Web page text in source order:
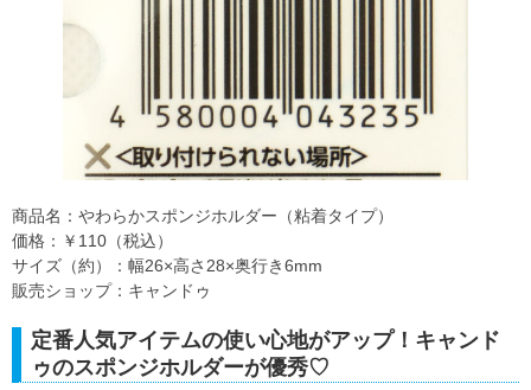
商品名：やわらかスポンジホルダー（粘着タイプ）
価格：￥110（税込）
サイズ（約）：幅26×高さ28×奥行き6mm
販売ショップ：キャンドゥ
定番人気アイテムの使い心地がアップ！キャンド
ゥのスポンジホルダーが優秀♡